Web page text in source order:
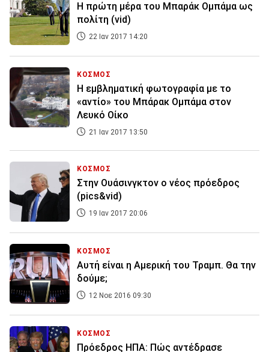
Η πρώτη μέρα του Μπαράκ Ομπάμα ως
πολίτη (vid)
22 Ιαν 2017 14:20
ΚΟΣΜΟΣ
Η εμβληματική φωτογραφία με το
«αντίο» του Μπάρακ Ομπάμα στον
Λευκό Οίκο
21 Ιαν 2017 13:50
ΚΟΣΜΟΣ
Στην Ουάσινγκτον ο νέος πρόεδρος
(pics&vid)
19 Ιαν 2017 20:06
ΚΟΣΜΟΣ
Αυτή είναι η Αμερική του Τραμπ. Θα την
δούμε;
12 Νοε 2016 09:30
ΚΟΣΜΟΣ
Πρόεδρος ΗΠΑ: Πώς αντέδρασε